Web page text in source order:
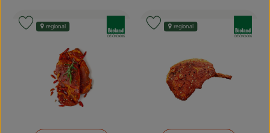
, Kontrollstelle:
DE-ÖKO-006
regional
Produkt zu Favouriten hinzufügen
, Kontrollstelle:
DE-ÖKO-006
regional
Produkt zu Favouriten